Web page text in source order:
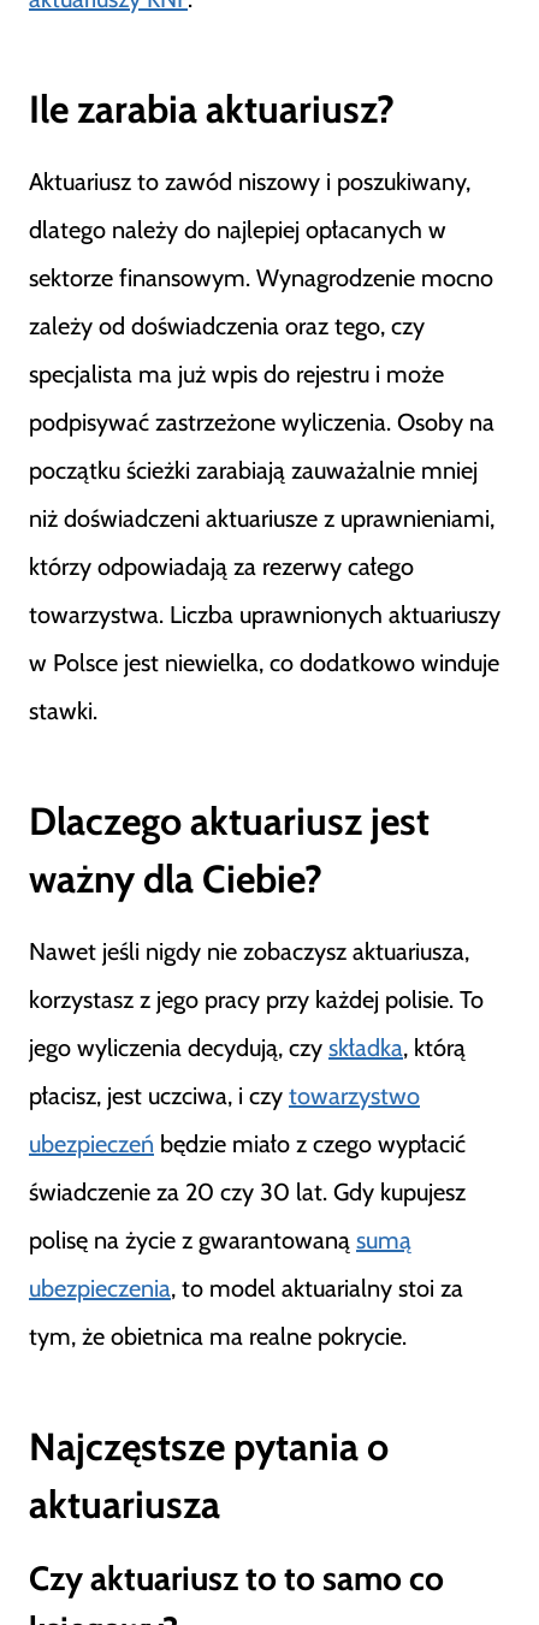
Ile zarabia aktuariusz?
Aktuariusz to zawód niszowy i poszukiwany,
dlatego należy do najlepiej opłacanych w
sektorze finansowym. Wynagrodzenie mocno
zależy od doświadczenia oraz tego, czy
specjalista ma już wpis do rejestru i może
podpisywać zastrzeżone wyliczenia. Osoby na
początku ścieżki zarabiają zauważalnie mniej
niż doświadczeni aktuariusze z uprawnieniami,
którzy odpowiadają za rezerwy całego
towarzystwa. Liczba uprawnionych aktuariuszy
w Polsce jest niewielka, co dodatkowo winduje
stawki.
Dlaczego aktuariusz jest
ważny dla Ciebie?
Nawet jeśli nigdy nie zobaczysz aktuariusza,
korzystasz z jego pracy przy każdej polisie. To
jego wyliczenia decydują, czy składka, którą
płacisz, jest uczciwa, i czy towarzystwo
ubezpieczeń będzie miało z czego wypłacić
świadczenie za 20 czy 30 lat. Gdy kupujesz
polisę na życie z gwarantowaną sumą
ubezpieczenia, to model aktuarialny stoi za
tym, że obietnica ma realne pokrycie.
Najczęstsze pytania o
aktuariusza
Czy aktuariusz to to samo co